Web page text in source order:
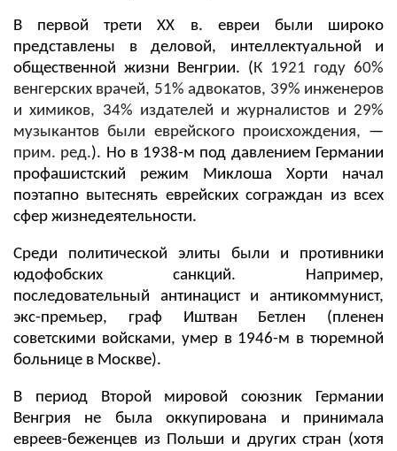
В первой трети XX в. евреи были широко
представлены в деловой, интеллектуальной и
общественной жизни Венгрии. ( К 1921 году 60%
венгерских врачей, 51% адвокатов, 39% инженеров
и химиков, 34% издателей и журналистов и 29%
музыкантов были еврейского происхождения, —
прим. ред.). Но в 1938-м под давлением Германии
профашистский режим Миклоша Хорти начал
поэтапно вытеснять еврейских сограждан из всех
сфер жизнедеятельности.
Среди политической элиты были и противники
юдофобских санкций. Например,
последовательный антинацист и антикоммунист,
экс-премьер, граф Иштван Бетлен (пленен
советскими войсками, умер в 1946-м в тюремной
больнице в Москве).
В период Второй мировой союзник Германии
Венгрия не была оккупирована и принимала
евреев-беженцев из Польши и других стран (хотя